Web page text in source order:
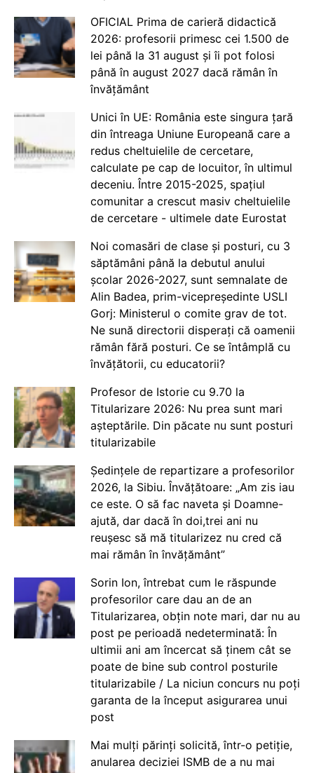
OFICIAL Prima de carieră didactică
2026: profesorii primesc cei 1.500 de
lei până la 31 august și îi pot folosi
până în august 2027 dacă rămân în
învățământ
Unici în UE: România este singura țară
din întreaga Uniune Europeană care a
redus cheltuielile de cercetare,
calculate pe cap de locuitor, în ultimul
deceniu. Între 2015-2025, spațiul
comunitar a crescut masiv cheltuielile
de cercetare - ultimele date Eurostat
Noi comasări de clase și posturi, cu 3
săptămâni până la debutul anului
școlar 2026-2027, sunt semnalate de
Alin Badea, prim-vicepreședinte USLI
Gorj: Ministerul o comite grav de tot.
Ne sună directorii disperați că oamenii
rămân fără posturi. Ce se întâmplă cu
învățătorii, cu educatorii?
Profesor de Istorie cu 9.70 la
Titularizare 2026: Nu prea sunt mari
așteptările. Din păcate nu sunt posturi
titularizabile
Ședințele de repartizare a profesorilor
2026, la Sibiu. Învățătoare: „Am zis iau
ce este. O să fac naveta și Doamne-
ajută, dar dacă în doi,trei ani nu
reușesc să mă titularizez nu cred că
mai rămân în învățământ”
Sorin Ion, întrebat cum le răspunde
profesorilor care dau an de an
Titularizarea, obțin note mari, dar nu au
post pe perioadă nedeterminată: În
ultimii ani am încercat să ținem cât se
poate de bine sub control posturile
titularizabile / La niciun concurs nu poți
garanta de la început asigurarea unui
post
Mai mulți părinți solicită, într-o petiție,
anularea deciziei ISMB de a nu mai